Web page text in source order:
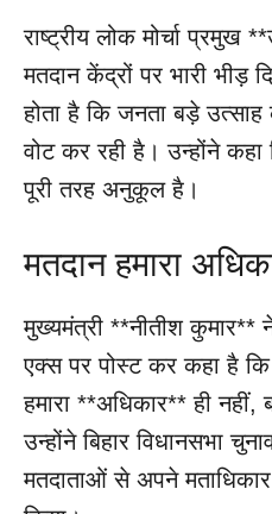
राष्ट्रीय लोक मोर्चा प्रमुख
मतदान केंद्रों पर भारी भीड़
होता है कि जनता बड़े
वोट कर रही है। उन्होंने
पूरी तरह अनुकूल है।
मतदान हमारा
मुख्यमंत्री **नीतीश कुमार**
एक्स पर पोस्ट कर कहा है
हमारा **अधिकार** ही नहीं,
उन्होंने बिहार विधानसभा
मतदाताओं से अपने